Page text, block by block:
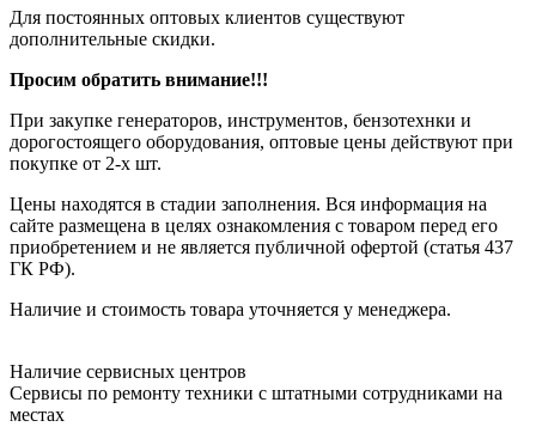
Для постоянных оптовых клиентов существуют
дополнительные скидки.
Просим обратить внимание!!!
При закупке генераторов, инструментов, бензотехнки и
дорогостоящего оборудования, оптовые цены действуют при
покупке от 2-х шт.
Цены находятся в стадии заполнения. Вся информация на
сайте размещена в целях ознакомления с товаром перед его
приобретением и не является публичной офертой (статья 437
ГК РФ).
Наличие и стоимость товара уточняется у менеджера.
Наличие сервисных центров
Сервисы по ремонту техники с штатными сотрудниками на
местах